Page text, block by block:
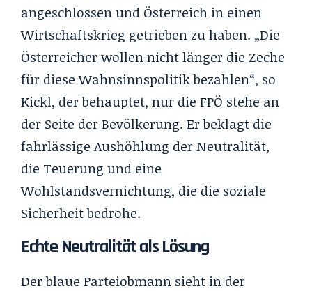
angeschlossen und Österreich in einen
Wirtschaftskrieg getrieben zu haben. „Die
Österreicher wollen nicht länger die Zeche
für diese Wahnsinnspolitik bezahlen“, so
Kickl, der behauptet, nur die FPÖ stehe an
der Seite der Bevölkerung. Er beklagt die
fahrlässige Aushöhlung der Neutralität,
die Teuerung und eine
Wohlstandsvernichtung, die die soziale
Sicherheit bedrohe.
Echte Neutralität als Lösung
Der blaue Parteiobmann sieht in der